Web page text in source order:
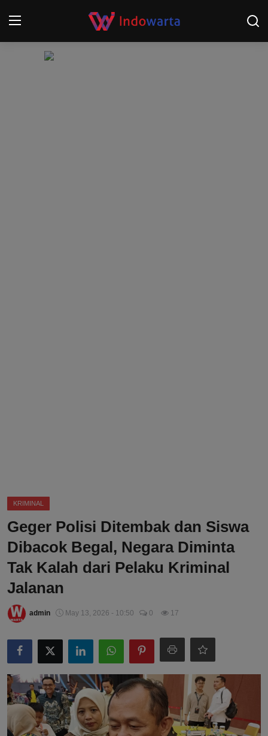
KRIMINAL
Geger Polisi Ditembak dan Siswa
Dibacok Begal, Negara Diminta
Tak Kalah dari Pelaku Kriminal
Jalanan
admin May 13, 2026 - 10:50 0 17